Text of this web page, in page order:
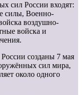
сил России входят:
силы, Военно-
воздушно-
войска и
созданы 7 мая
сил мира,
около одного